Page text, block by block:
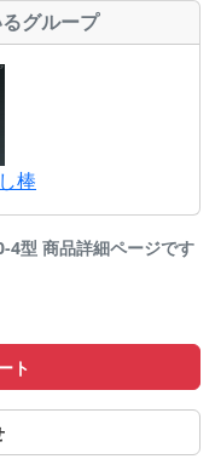
グループ
棒
4型 商品詳細ページです
ト